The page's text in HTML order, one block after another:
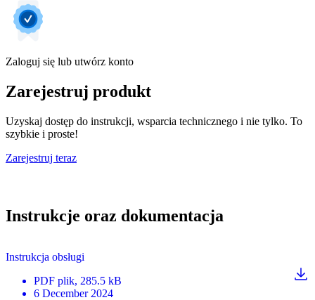
Zaloguj się lub utwórz konto
Zarejestruj produkt
Uzyskaj dostęp do instrukcji, wsparcia technicznego i nie tylko. To
szybkie i proste!
Zarejestruj teraz
Instrukcje oraz dokumentacja
Instrukcja obsługi
PDF plik, 285.5 kB
6 December 2024